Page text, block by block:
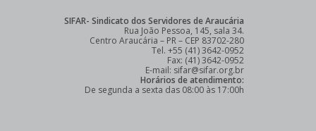
SIFAR- Sindicato dos Servidores de Araucária
Rua João Pessoa, 145, sala 34.
Centro Araucária – PR – CEP 83702-280
Tel. +55 (41) 3642-0952
Fax: (41) 3642-0952
E-mail: sifar@sifar.org.br
Horários de atendimento:
De segunda a sexta das 08:00 às 17:00h